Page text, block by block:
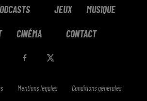
JEUX MUSIQUE
CINÉMA CONTACT
Mentions légales Conditions générales